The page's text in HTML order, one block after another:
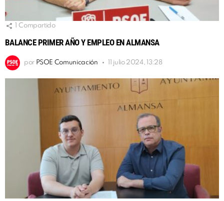
Compartido
BALANCE PRIMER AÑO Y EMPLEO EN ALMANSA
por PSOE Comunicación 11 julio 2024, 13:28